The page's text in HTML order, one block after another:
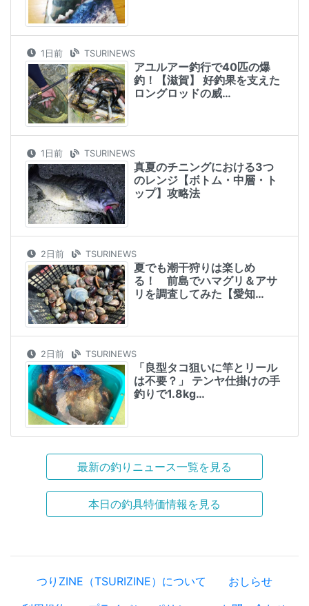
1日前 TSURINEWS
アユルアー釣行で40匹の爆
釣！【滋賀】 好釣果を支えた
ロングロッドの威…
1日前 TSURINEWS
真夏のチニングにおける3つ
のレンジ【ボトム・中層・ト
ップ】攻略法
2日前 TSURINEWS
夏でも潮干狩りは楽しめ
る！ 前島でハマグリ＆アサ
リを調査してみた【愛知…
2日前 TSURINEWS
「良型タコ狙いに竿とリール
は不要？」 テンヤ仕掛けの手
釣りで1.8kg…
最新の釣りニュース一覧を見る
本日の釣具特価情報を見る
つりZINE（TSURIZINE）について
おしらせ